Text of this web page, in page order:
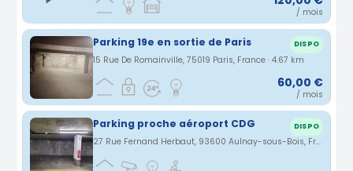
/ mois
Parking 19e en sortie de Paris DISPO
15 Rue De Romainville, 75019 Paris, France · 4.67 km
60,00 €
/ mois
Parking proche aéroport CDG DISPO
27 Rue Fernand Herbaut, 93600 Aulnay-sous-Bois, France · 4.72 km